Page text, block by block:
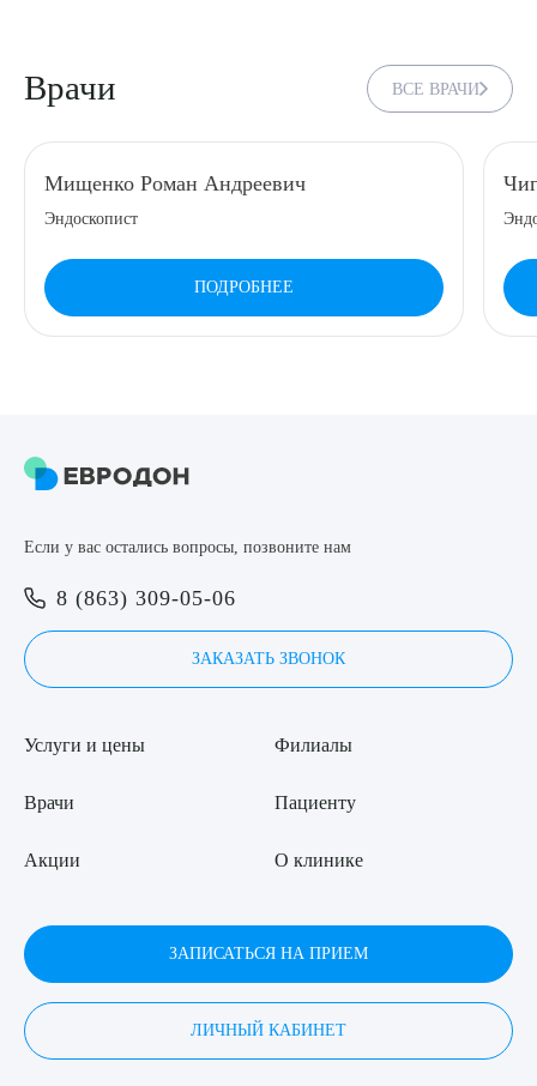
Врачи ВСЕ ВРАЧИ
Мищенко Роман Андреевич
Эндоскопист
ПОДРОБНЕЕ
Если у вас остались вопросы, позвоните нам
8 (863) 309-05-06
ЗАКАЗАТЬ ЗВОНОК
Услуги и цены
Врачи
Акции
Филиалы
Пациенту
О клинике
ЗАПИСАТЬСЯ НА ПРИЕМ
ЛИЧНЫЙ КАБИНЕТ